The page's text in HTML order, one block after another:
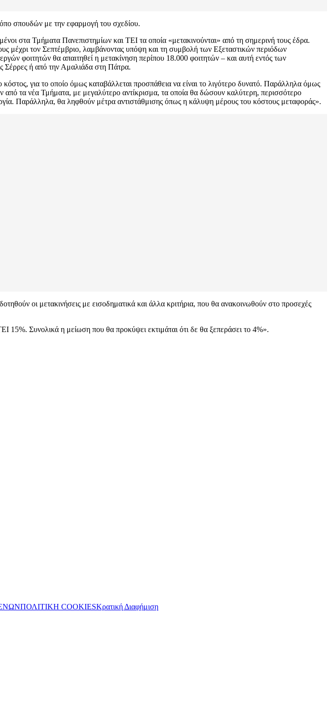
σπουδών με την εφαρμογή του σχεδίου.
στα Τμήματα Πανεπιστημίων και ΤΕΙ τα οποία «μετακινούνται» από τη σημερινή τους έδρα.
μέχρι τον Σεπτέμβριο, λαμβάνοντας υπόψη και τη συμβολή των Εξεταστικών περιόδων
φοιτητών θα απαιτηθεί η μετακίνηση περίπου 18.000 φοιτητών – και αυτή εντός των
Σέρρες ή από την Αμαλιάδα στη Πάτρα.
κόστος, για το οποίο όμως καταβάλλεται προσπάθεια να είναι το λιγότερο δυνατό. Παράλληλα όμως
από τα νέα Τμήματα, με μεγαλύτερο αντίκρισμα, τα οποία θα δώσουν καλύτερη, περισσότερο
Παράλληλα, θα ληφθούν μέτρα αντιστάθμισης όπως η κάλυψη μέρους του κόστους μεταφοράς».
οι μετακινήσεις με εισοδηματικά και άλλα κριτήρια, που θα ανακοινωθούν στο προσεχές
Συνολικά η μείωση που θα προκύψει εκτιμάται ότι δε θα ξεπεράσει το 4%».
ΠΟΛΙΤΙΚΗ COOKIESΚρατική Διαφήμιση